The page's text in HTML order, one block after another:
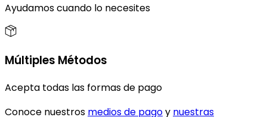
Ayudamos cuando lo necesites
Múltiples Métodos
Acepta todas las formas de pago
Conoce nuestros medios de pagoy nuestras